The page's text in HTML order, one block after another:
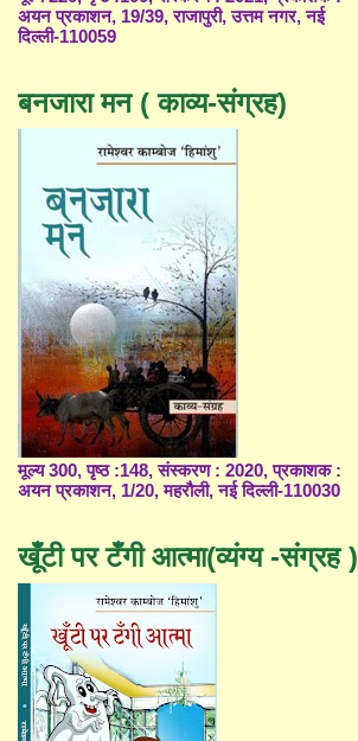
अयन प्रकाशन, 19/39, राजापुरी, उत्तम नगर, नई
दिल्ली-110059
बनजारा मन ( काव्य-संग्रह)
मूल्य 300, पृष्ठ :148, संस्करण : 2020, प्रकाशक :
अयन प्रकाशन, 1/20, महरौली, नई दिल्ली-110030
खूँटी पर टँगी आत्मा(व्यंग्य -संग्रह )